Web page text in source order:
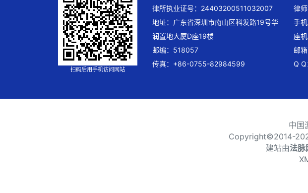
扫码后用手机访问网站
律所执业证号：24403200511032007
地址：广东省深圳市南山区科发路19号华
润置地大厦D座19楼
邮编：518057
传真：+86-0755-82984599
律
手
座
邮箱
Q
中国
Copyright©2014-
建站由法脉